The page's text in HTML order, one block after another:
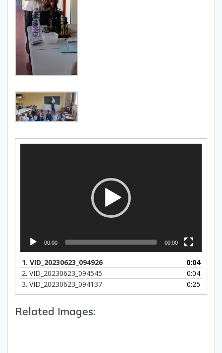
00:00 00:00
1. VID_20230623_094926
0:04
2. VID_20230623_094545
0:04
3. VID_20230623_094137 0:25
Related Images: